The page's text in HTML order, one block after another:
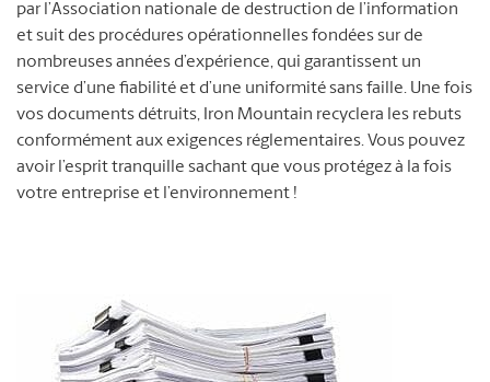
par l’Association nationale de destruction de l’information
et suit des procédures opérationnelles fondées sur de
nombreuses années d’expérience, qui garantissent un
service d’une fiabilité et d’une uniformité sans faille. Une fois
vos documents détruits, Iron Mountain recyclera les rebuts
conformément aux exigences réglementaires. Vous pouvez
avoir l’esprit tranquille sachant que vous protégez à la fois
votre entreprise et l’environnement !